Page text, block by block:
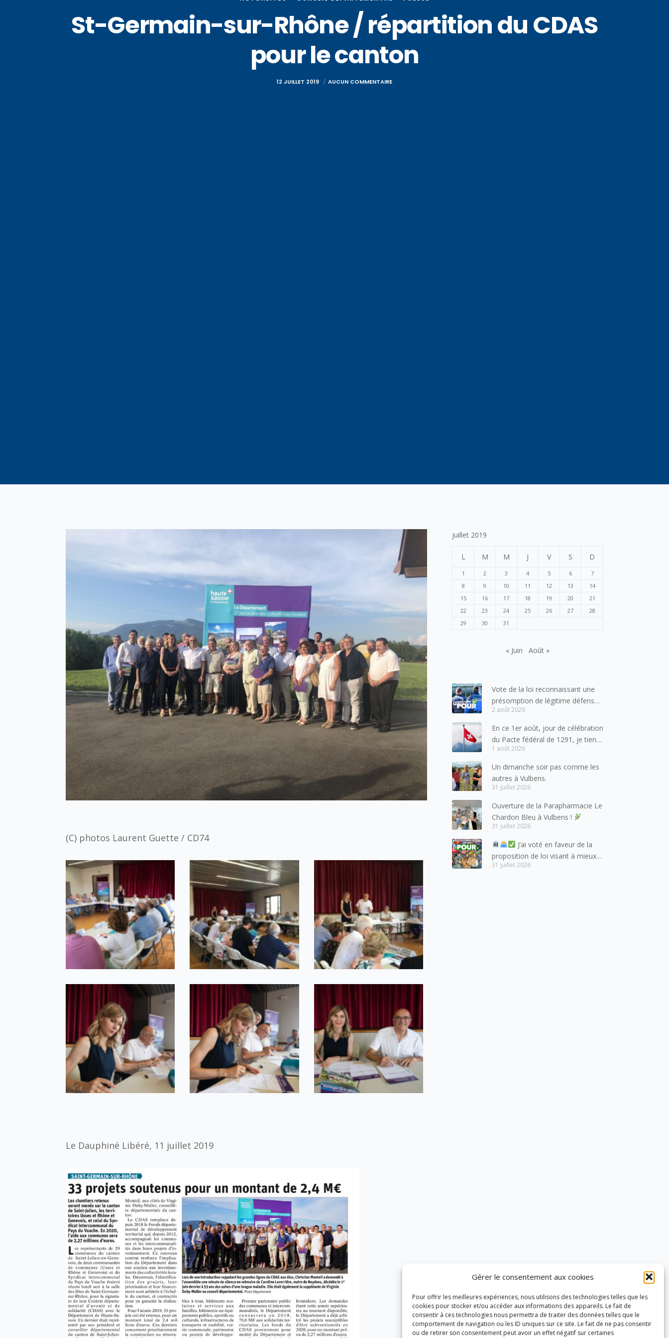
Gérer le consentement aux cookies
Pour offrir les meilleures expériences, nous utilisons des technologies telles que les
cookies pour stocker et/ou accéder aux informations des appareils. Le fait de
consentir à ces technologies nous permettra de traiter des données telles que le
comportement de navigation ou les ID uniques sur ce site. Le fait de ne pas consentir
ou de retirer son consentement peut avoir un effet négatif sur certaines
St-Germain-sur-Rhône / répartition du CDAS
pour le canton
12 JUILLET 2019 AUCUN COMMENTAIRE
(C) photos Laurent Guette / CD74
Le Dauphiné Libéré, 11 juillet 2019
juillet 2019
L M M J V S D
1 2 3 4 5 6
7
8
9 10 11 12 13
14
15
16 17 18 19 20
21
22
23 24 25 26 27
28
29
30 31
« Juin Août »
Vote de la loi reconnaissant une
présomption de légitime défense
pour les forces de l’ordre
2 août 2026
En ce 1er août, jour de célébration
du Pacte fédéral de 1291, je tiens
à adresser mes meilleures
salutations à nos voisins et amis
suisses, et plus particulièrement
aux habitants du bassin genevois
lesquels la Haute-Savoie
entretient des liens étroits et
quotidiens.
1 août 2026
Un dimanche soir pas comme les
autres à Vulbens.
31 juillet 2026
Ouverture de la Parapharmacie Le
Chardon Bleu à Vulbens !
31 juillet 2026
J’ai voté en faveur de la
proposition de loi visant à mieux
protéger les mineurs des risques
31 juillet 2026